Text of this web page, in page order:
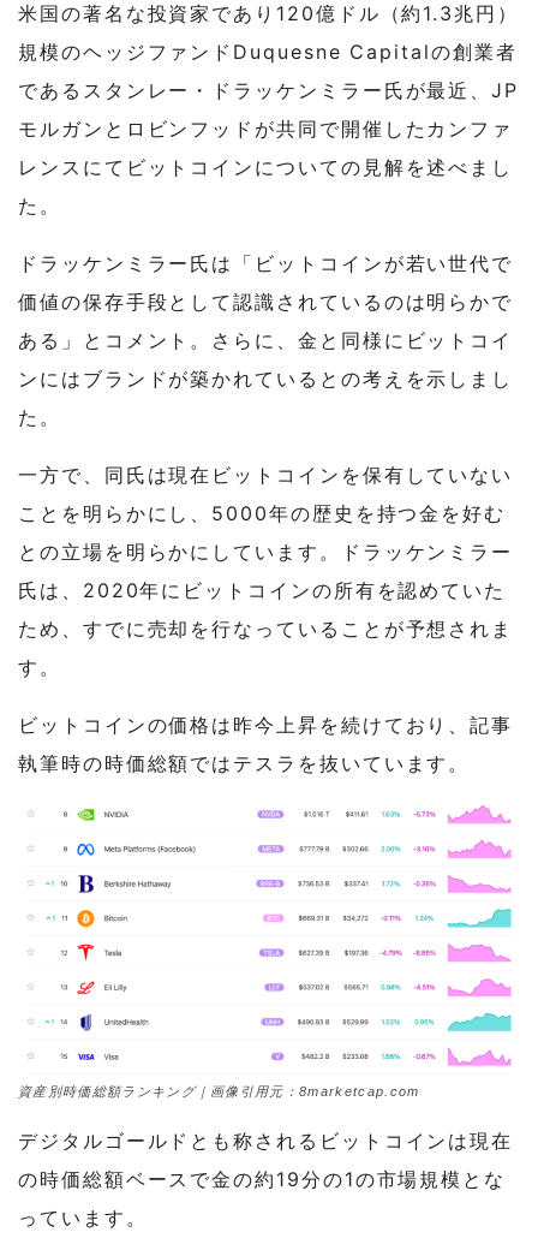
米国の著名な投資家であり120億ドル（約1.3兆円）
規模のヘッジファンドDuquesne Capitalの創業者
であるスタンレー・ドラッケンミラー氏が最近、JP
モルガンとロビンフッドが共同で開催したカンファ
レンスにてビットコインについての見解を述べまし
た。
ドラッケンミラー氏は「ビットコインが若い世代で
価値の保存手段として認識されているのは明らかで
ある」とコメント。さらに、金と同様にビットコイ
ンにはブランドが築かれているとの考えを示しまし
た。
一方で、同氏は現在ビットコインを保有していない
ことを明らかにし、5000年の歴史を持つ金を好む
との立場を明らかにしています。ドラッケンミラー
氏は、2020年にビットコインの所有を認めていた
ため、すでに売却を行なっていることが予想されま
す。
ビットコインの価格は昨今上昇を続けており、記事
執筆時の時価総額ではテスラを抜いています。
資産別時価総額ランキング｜画像引用元：8marketcap.com
デジタルゴールドとも称されるビットコインは現在
の時価総額ベースで金の約19分の1の市場規模とな
っています。